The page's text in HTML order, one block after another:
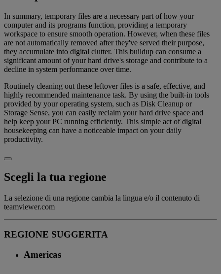
In summary, temporary files are a necessary part of how your
computer and its programs function, providing a temporary
workspace to ensure smooth operation. However, when these files
are not automatically removed after they've served their purpose,
they accumulate into digital clutter. This buildup can consume a
significant amount of your hard drive's storage and contribute to a
decline in system performance over time.
Routinely cleaning out these leftover files is a safe, effective, and
highly recommended maintenance task. By using the built-in tools
provided by your operating system, such as Disk Cleanup or
Storage Sense, you can easily reclaim your hard drive space and
help keep your PC running efficiently. This simple act of digital
housekeeping can have a noticeable impact on your daily
productivity.
Scegli la tua regione
La selezione di una regione cambia la lingua e/o il contenuto di
teamviewer.com
REGIONE SUGGERITA
Americas